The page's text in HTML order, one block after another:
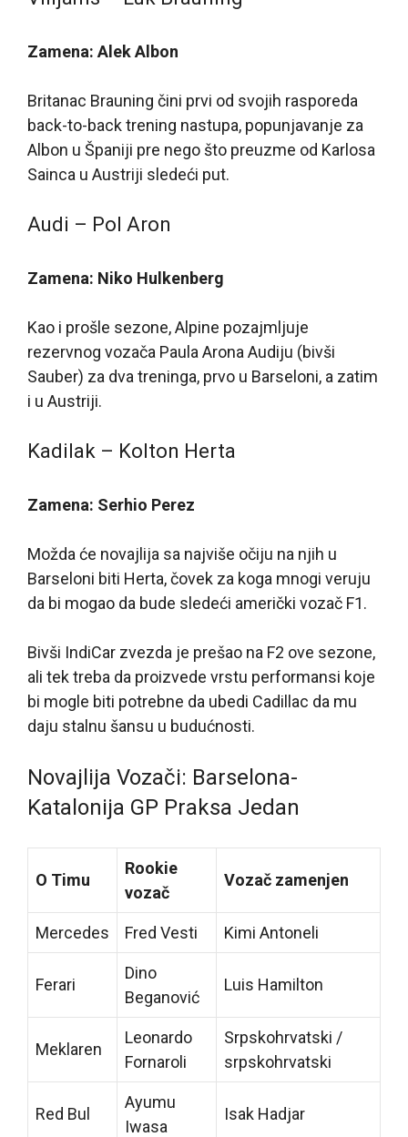
Zamena: Alek Albon
Britanac Brauning čini prvi od svojih rasporeda
back-to-back trening nastupa, popunjavanje za
Albon u Španiji pre nego što preuzme od Karlosa
Sainca u Austriji sledeći put.
Audi – Pol Aron
Zamena: Niko Hulkenberg
Kao i prošle sezone, Alpine pozajmljuje
rezervnog vozača Paula Arona Audiju (bivši
Sauber) za dva treninga, prvo u Barseloni, a zatim
i u Austriji.
Kadilak – Kolton Herta
Zamena: Serhio Perez
Možda će novajlija sa najviše očiju na njih u
Barseloni biti Herta, čovek za koga mnogi veruju
da bi mogao da bude sledeći američki vozač F1.
Bivši IndiCar zvezda je prešao na F2 ove sezone,
ali tek treba da proizvede vrstu performansi koje
bi mogle biti potrebne da ubedi Cadillac da mu
daju stalnu šansu u budućnosti.
Novajlija Vozači: Barselona-
Katalonija GP Praksa Jedan
O Timu
Rookie
vozač
Vozač zamenjen
Mercedes Fred Vesti Kimi Antoneli
Ferari
Dino
Beganović
Luis Hamilton
Meklaren
Leonardo
Fornaroli
Srpskohrvatski /
srpskohrvatski
Red Bul
Ayumu
Iwasa
Isak Hadjar